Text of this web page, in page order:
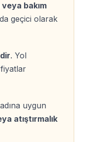
yapmak
fotoğraf ve
bakım
geçici olarak
. Yol
uygun
atıştırmalık